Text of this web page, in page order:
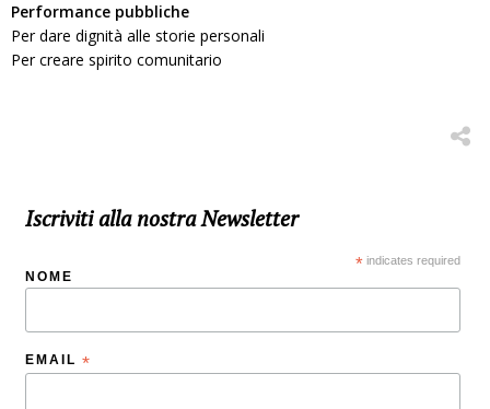
Performance pubbliche
Per dare dignità alle storie personali
Per creare spirito comunitario
Iscriviti alla nostra Newsletter
* indicates required
NOME
EMAIL *